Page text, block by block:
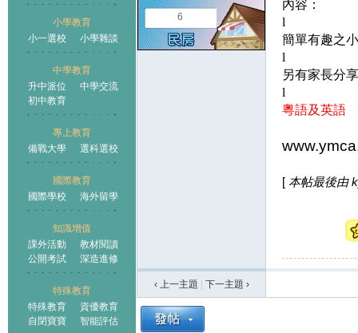
小學教育
小一選校
小學雜談
中學教育
升中派位
中學交流
初中教育
專上教育
備戰大學
選科選校
國際教育
國際學校
海外留學
知識增值
課外活動
教材閱讀
公開考試
深造進修
特殊教育
特殊教育
資優教育
自閉寶寶
智能評估
6
內容：
l
簡單有趣之
l
另有家長分
l
粵語及英語
[ 本帖最後由
‹ 上一主題 下一主題 ›